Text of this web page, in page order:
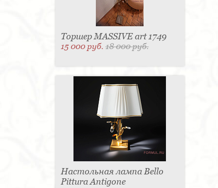
Торшер MASSIVE art 1749
15 000 руб.18 000 руб.
Настольная лампа Bello
Pittura Antigone